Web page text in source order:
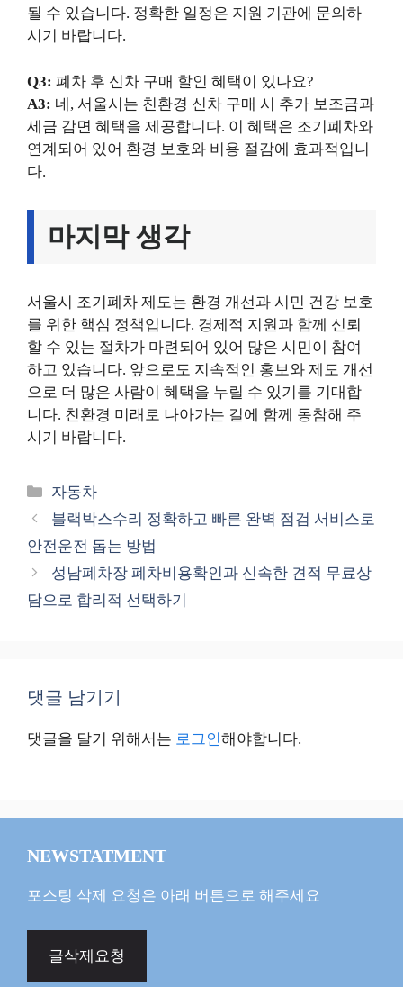
될 수 있습니다. 정확한 일정은 지원 기관에 문의하
시기 바랍니다.
Q3: 폐차 후 신차 구매 할인 혜택이 있나요?
A3: 네, 서울시는 친환경 신차 구매 시 추가 보조금과
세금 감면 혜택을 제공합니다. 이 혜택은 조기폐차와
연계되어 있어 환경 보호와 비용 절감에 효과적입니
다.
마지막 생각
서울시 조기폐차 제도는 환경 개선과 시민 건강 보호
를 위한 핵심 정책입니다. 경제적 지원과 함께 신뢰
할 수 있는 절차가 마련되어 있어 많은 시민이 참여
하고 있습니다. 앞으로도 지속적인 홍보와 제도 개선
으로 더 많은 사람이 혜택을 누릴 수 있기를 기대합
니다. 친환경 미래로 나아가는 길에 함께 동참해 주
시기 바랍니다.
카
테
리
자동차
블랙박스수리 정확하고 빠른 완벽 점검 서비스로
안전운전 돕는 방법
성남폐차장 폐차비용확인과 신속한 견적 무료상
담으로 합리적 선택하기
댓글 남기기
댓글을 달기 위해서는 로그인해야합니다.
NEWSTATMENT
포스팅 삭제 요청은 아래 버튼으로 해주세요
글삭제요청